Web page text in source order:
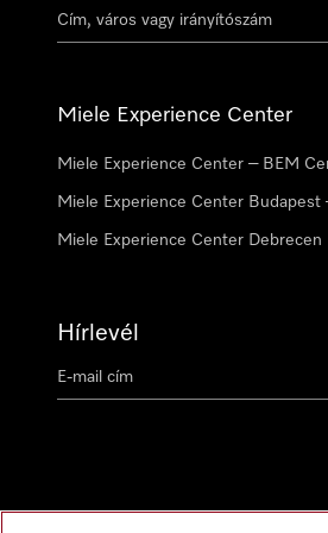
Miele Experience Center
Miele Experience Center – BEM
Miele Experience Center Budapest
Miele Experience Center Debrecen
Hírlevél